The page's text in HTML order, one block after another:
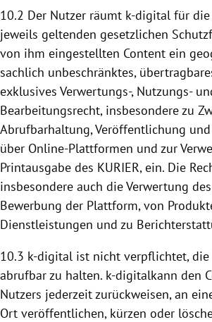
10.2 Der Nutzer räumt k-digital für
jeweils geltenden gesetzlichen
von ihm eingestellten Content ein
sachlich unbeschränktes,
exklusives Verwertungs-, Nutzungs-
Bearbeitungsrecht, insbesondere zu
Abrufbarhaltung, Veröffentlichung
über Online-Plattformen und zur
Printausgabe des KURIER, ein. Die
insbesondere auch die Verwertung
Bewerbung der Plattform, von
Dienstleistungen und zu
10.3 k-digital ist nicht verpflichtet,
abrufbar zu halten. k-digitalkann den
Nutzers jederzeit zurückweisen, an
Ort veröffentlichen, kürzen oder